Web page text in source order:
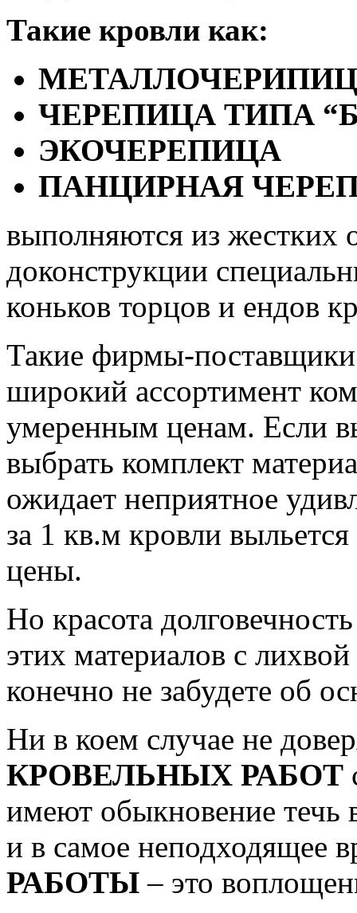
Такие кровли как:
ЧЕРЕПИЦА ТИПА
ЭКОЧЕРЕПИЦА
ПАНЦИРНАЯ
выполняются из жестких
доконструкции
коньков торцов и ендов
Такие фирмы-
широкий ассортимент
умеренным ценам. Если
выбрать комплект
ожидает неприятное
за 1 кв.м кровли
цены.
Но красота
этих материалов с
конечно не забудете об
Ни в коем случае не
КРОВЕЛЬНЫХ РАБОТ
имеют обыкновение течь
и в самое неподходящее
РАБОТЫ – это